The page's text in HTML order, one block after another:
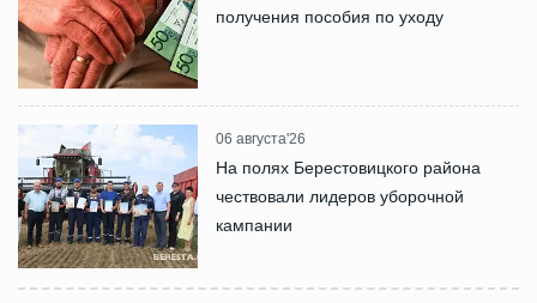
получения пособия по уходу
06 августа'26
На полях Берестовицкого района
чествовали лидеров уборочной
кампании